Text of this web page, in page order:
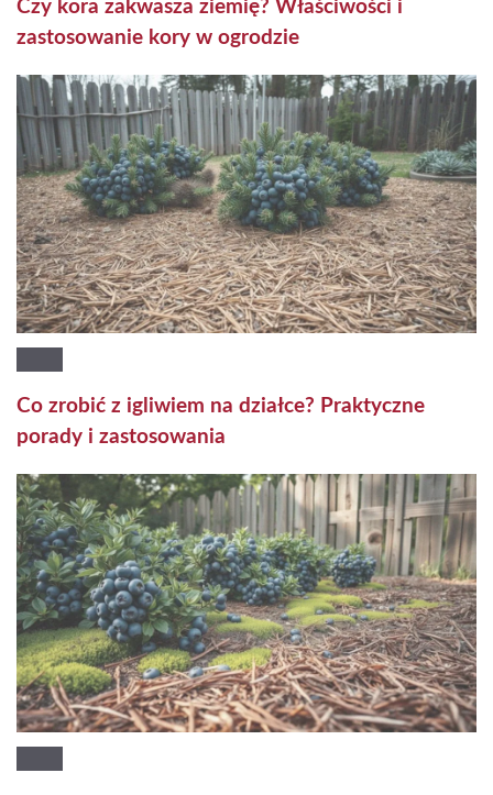
Czy kora zakwasza ziemię? Właściwości i
zastosowanie kory w ogrodzie
Co zrobić z igliwiem na działce? Praktyczne
porady i zastosowania